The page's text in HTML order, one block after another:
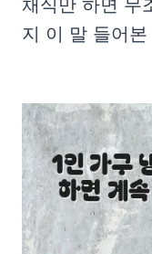
채식만 하면 무
지 이 말 들어